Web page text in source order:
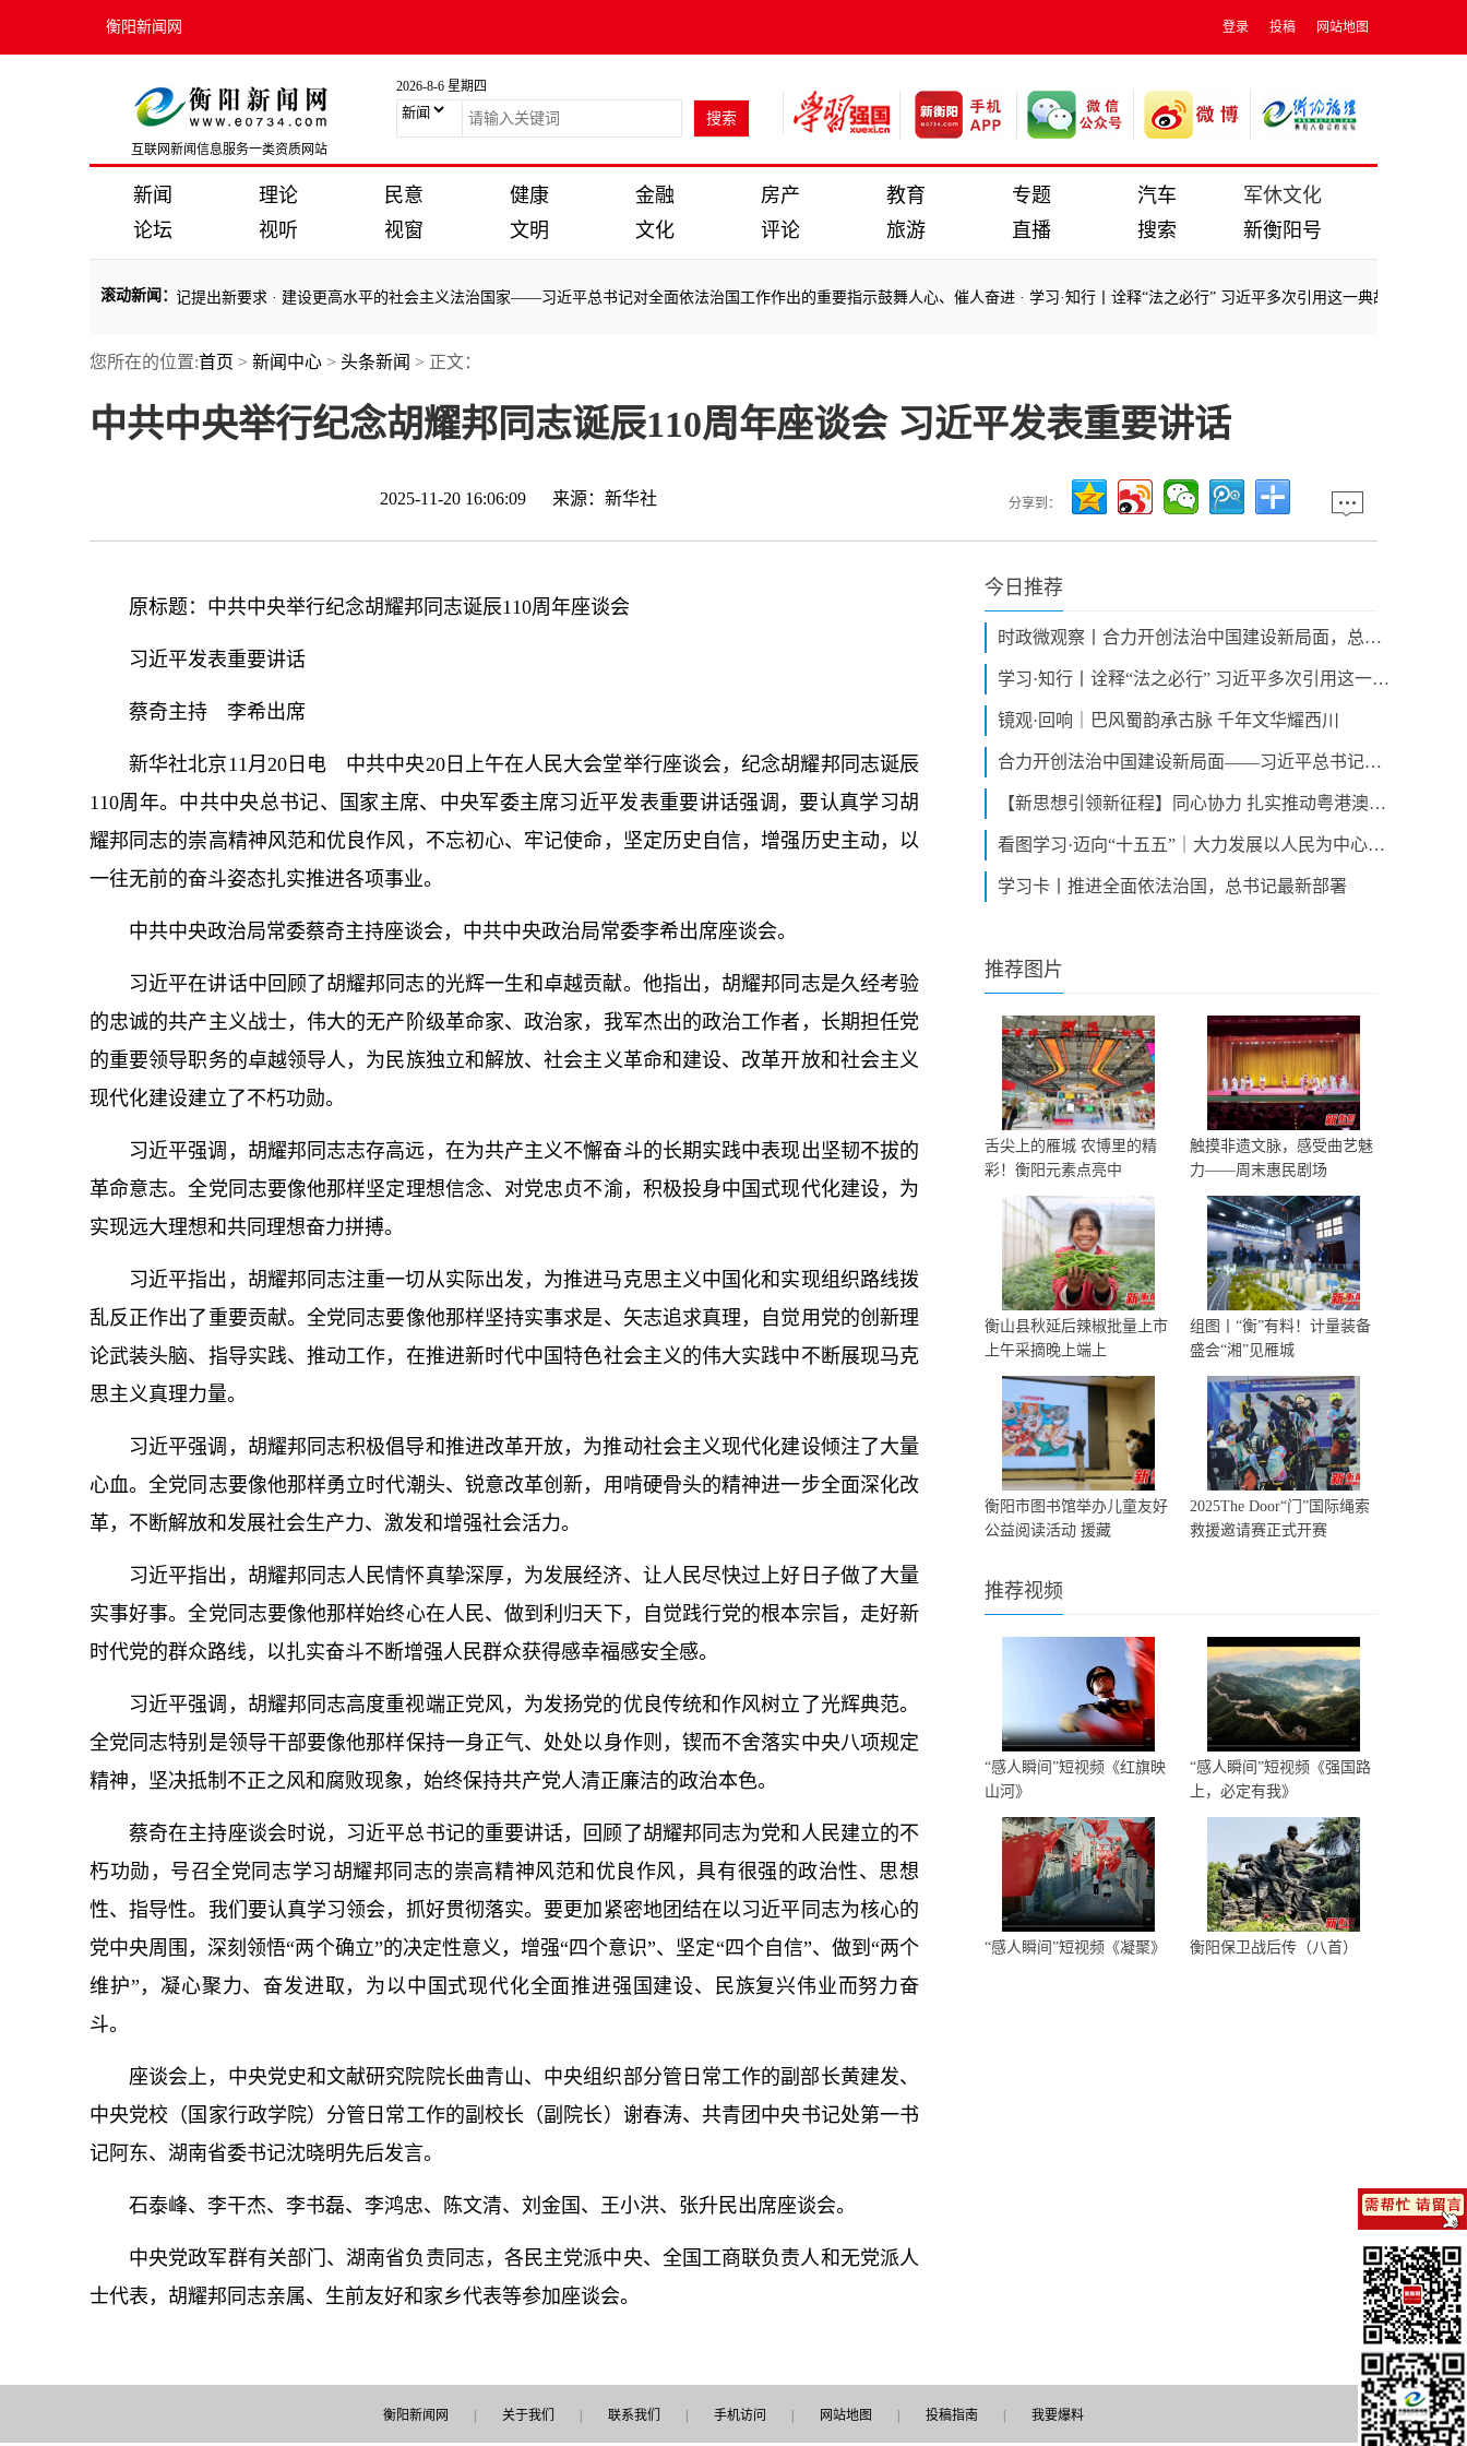
衡阳新闻网 登录 投稿 网站地图
互联网新闻信息服务一类资质网站
2026-8-6 星期四
新闻 理论 民意 健康 金融 房产 教育 专题 汽车
军休文化
论坛
视听 视窗 文明 文化 评论 旅游 直播 搜索 新衡阳号
滚动新闻 ：
国建设新局面，总书记提出新要求·建设更高水平的社会主义法治国家——习近平总书记对全面依法治国工作作出的重要指示鼓舞人心、催人奋进·学习·知行丨诠释“法之必行” 习近平多次引用这一典故·镜观·回响｜
国建设新局面，总书记提出新要求 ·建设更高水平的社会主义法治国家——习近平总书记对全面依法治国工作作出的重要指示鼓舞人心、催人奋进
您所在的位置:首页 > 新闻中心 > 头条新闻 > 正文：
中共中央举行纪念胡耀邦同志诞辰110周年座谈会 习近平发表重要讲话
2025-11-20 16:06:09 来源： 新华社 分享到：
原标题：中共中央举行纪念胡耀邦同志诞辰110周年座谈会
习近平发表重要讲话
蔡奇主持 李希出席
新华社北京11月20日电 中共中央20日上午在人民大会堂举行座谈会，纪念胡耀邦同志诞辰
110周年。中共中央总书记、国家主席、中央军委主席习 近平发表重要讲话强调，要认真学习胡
耀邦同志的崇高精神风范和优良作风，不忘初心、牢记使命，坚定历史自信，增强历史主动，以
一往无前的奋斗姿态扎实推进各项事业。
中共中央政治局常委蔡奇主持座谈会，中共中央政治局常委李希出席座谈会。
习近平在讲话中回顾了胡耀邦同志的光辉一生和卓越贡献。他指出，胡耀邦同志是久经考验
的忠诚的共产主义战士，伟大的无产阶级革命家、政治家，我军杰出的政治工作者，长期担任党
的重要领导职务的卓越领导人，为民族独立和解放、社会主义革命和建设、改革开放和社会主义
现代化建设建立了不朽功勋。
习近平强调，胡耀邦同志志存高远，在为共产主义不懈奋斗的长期实践中表现出坚韧不拔的
革命意志。全党同志要像他那样坚定理想信念、对党忠贞不渝，积极投身中国式现代化建设，为
实现远大理想和共同理想奋力拼搏。
习近平指出，胡耀邦同志注重一切从实际出发，为推进马克思主义中国化和实现组织路线拨
乱反正作出了重要贡献。全党同志要像他那样坚持实事求是、矢志追求真理，自觉用党的创新理
论武装头脑、指导实践、推动工作，在推进新时代中国特色社会主义的伟大实践中不断展现马克
思主义真理力量。
习近平强调，胡耀邦同志积极倡导和推进改革开放，为推动社会主义现代化建设倾注了大量
心血。全党同志要像他那样勇立时代潮头、锐意改革创新，用啃硬骨头的精神进一步全面深化改
革，不断解放和发展社会生产力、激发和增强社会活力。
习近平指出，胡耀邦同志人民情怀真挚深厚，为发展经济、让人民尽快过上好日子做了大量
实事好事。全党同志要像他那样始终心在人民、做到利归天下，自觉践行党的根本宗旨，走好新
时代党的群众路线，以扎实奋斗不断增强人民群众获得感幸福感安全感。
习近平强调，胡耀邦同志高度重视端正党风，为发扬党的优良传统和作风树立了光辉典范。
全党同志特别是领导干部要像他那样保持一身正气、处处以身作则，锲而不舍落实中央八项规定
精神，坚决抵制不正之风和腐败现象，始终保持共产党人清正廉洁的政治本色。
蔡奇在主持座谈会时说，习近平总书记的重要讲话，回顾了胡耀邦同志为党和人民建立的不
朽功勋，号召全党同志学习胡耀邦同志的崇高精神风范和优良作风，具有很强的政治性、思想
性、指导性。我们要认真学习领会，抓好贯彻落实。要更加紧密地团结在以习近平 同志为核心的
党中央周围，深刻领悟“两个确立”的决定性意义，增强“四个意识”、坚定“四个自信”、做到“两个
维护”，凝心聚力、奋发进取，为以中国式现代化全面推进强国建设、民族复兴伟业而努力奋
斗。
座谈会上，中央党史和文献研究院院长曲青山、中央组织部分管日常工作的副部长黄建发、
中央党校（国家行政学院）分管日常工作的副校长（副院长）谢春涛、共青团中央书记处第一书
记阿东、湖南省委书记沈晓明先后发言。
石泰峰、李干杰、李书磊、李鸿忠、陈文清、刘金国、王小洪、张升民出席座谈会。
中央党政军群有关部门、湖南省负责同志，各民主党派中央、全国工商联负责人和无党派人
士代表，胡耀邦同志亲属、生前友好和家乡代表等参加座谈会。
今日推荐
时政微观察丨合力开创法治中国建设新局面，总书记提出新要求
学习·知行丨诠释“法之必行” 习近平多次引用这一典故
镜观·回响｜巴风蜀韵承古脉 千年文华耀西川
合力开创法治中国建设新局面——习近平总书记对全面依法治国工作的重要指示引发热烈反响
【新思想引领新征程】同心协力 扎实推动粤港澳大湾区向一流湾区迈进
看图学习·迈向“十五五”｜大力发展以人民为中心的体育事业 总书记牵挂于心
学习卡丨推进全面依法治国，总书记最新部署
推荐图片
舌尖上的雁城 农博里的精
彩！衡阳元素点亮中
触摸非遗文脉，感受曲艺魅
力——周末惠民剧场
衡山县秋延后辣椒批量上市
上午采摘晚上端上
组图丨“衡”有料！计量装备
盛会“湘”见雁城
衡阳市图书馆举办儿童友好
公益阅读活动 援藏
2025The Door“门”国际绳索
救援邀请赛正式开赛
推荐视频
“感人瞬间”短视频《红旗映
山河》
“感人瞬间”短视频《强国路
上，必定有我》
“感人瞬间”短视频《凝聚》 衡阳保卫战后传（八首）
衡阳新闻网 关于我们 联系我们 手机访问 网站地图 投稿指南 我要爆料